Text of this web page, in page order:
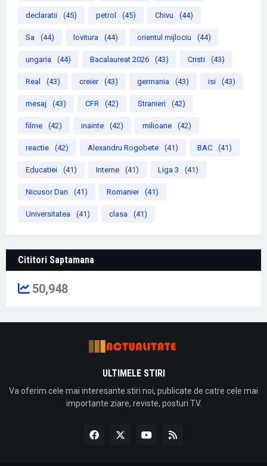
declaratii (45) petrol (45) Chivu (44)
Sa (44) lovitura (44) orientul mijlociu (44)
ungaria (44) Bacalaureat 2026 (43) Cristi (43)
Real (43) creier (43) germania (43) isi (43)
mesaj (43) CFR (42) Stranieri (42)
filme (42) inainte (42) milioane (42)
reactie (42) Alexandru Rogobete (41) BAC (41)
Educatiei (41) Interne (41) Liga 3 (41)
Nicusor Dan (41) Romaniei (41)
Universitatea (41) clasa (41)
Cititori Saptamana
50,948
ULTIMELE STIRI
Va oferim cele mai interesante stiri noi, publicate de catre cele mai
importante ziare, reviste, posturi TV.